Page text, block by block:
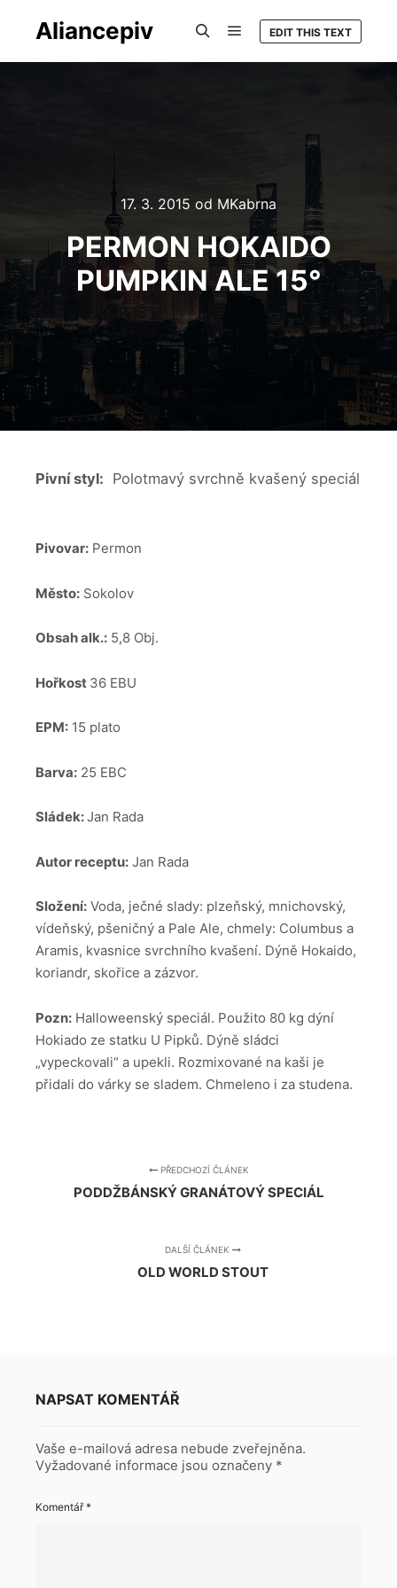
Aliancepiv EDIT THIS TEXT
17. 3. 2015 od MKabrna
PERMON HOKAIDO
PUMPKIN ALE 15°
Pivní styl: Polotmavý svrchně kvašený speciál
Pivovar: Permon
Město: Sokolov
Obsah alk.: 5,8 Obj.
Hořkost 36 EBU
EPM: 15 plato
Barva: 25 EBC
Sládek:Jan Rada
Autor receptu: Jan Rada
Složení: Voda, ječné slady: plzeňský, mnichovský,
vídeňský, pšeničný a Pale Ale, chmely: Columbus a
Aramis, kvasnice svrchního kvašení. Dýně Hokaido,
koriandr, skořice a zázvor.
Pozn: Halloweenský speciál. Použito 80 kg dýní
Hokiado ze statku U Pipků. Dýně sládci
„vypeckovali“ a upekli. Rozmixované na kaši je
přidali do várky se sladem. Chmeleno i za studena.
PŘEDCHOZÍ ČLÁNEK
PODDŽBÁNSKÝ GRANÁTOVÝ SPECIÁL
DALŠÍ ČLÁNEK
OLD WORLD STOUT
NAPSAT KOMENTÁŘ
Vaše e-mailová adresa nebude zveřejněna.
Vyžadované informace jsou označeny *
Komentář*